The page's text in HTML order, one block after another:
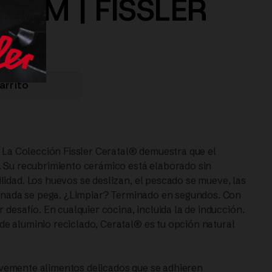
CM | FISSLER
Colección Fissler Ceratal® demuestra que el
recubrimiento cerámico está elaborado sin
Los huevos se deslizan, el pescado se mueve, las
se pega. ¿Limpiar? Terminado en segundos. Con
En cualquier cocina, incluida la de inducción.
aluminio reciclado, Ceratal® es tu opción natural
alimentos delicados que se adhieren